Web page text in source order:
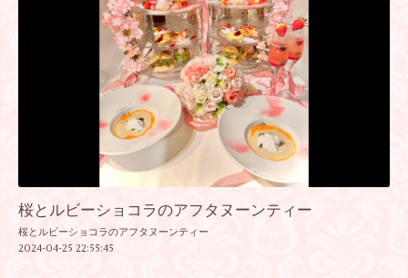
桜とルビーショコラのアフタヌーンティー
桜とルビーショコラのアフタヌーンティー
2024-04-25 22:55:45